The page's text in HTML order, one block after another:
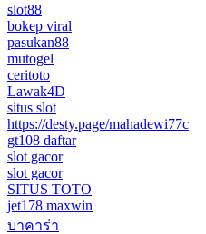
slot88
bokep viral
pasukan88
mutogel
ceritoto
Lawak4D
situs slot
https://desty.page/mahadewi77c
gt108 daftar
slot gacor
slot gacor
SITUS TOTO
jet178 maxwin
บาคาร่า